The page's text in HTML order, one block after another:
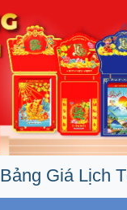
Bảng Giá Lịch